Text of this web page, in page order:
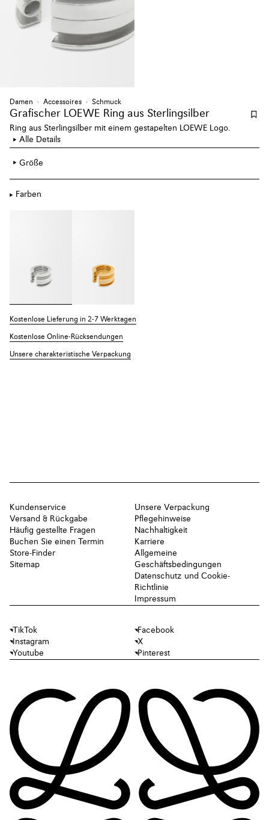
Damen Accessoires Schmuck
Grafischer LOEWE Ring aus Sterlingsilber
Ring aus Sterlingsilber mit einem gestapelten LOEWE Logo.
Alle Details
Größe
Farben
Kostenlose Lieferung in 2-7 Werktagen
Kostenlose Online-Rücksendungen
Unsere charakteristische Verpackung
Kundenservice
Versand & Rückgabe
Häufig gestellte Fragen
Buchen Sie einen Termin
Store-Finder
Sitemap
Unsere Verpackung
Pflegehinweise
Nachhaltigkeit
Karriere
Allgemeine
Geschäftsbedingungen
Datenschutz und Cookie-
Richtlinie
Impressum
TikTok
Facebook
Instagram
X
Youtube
Pinterest